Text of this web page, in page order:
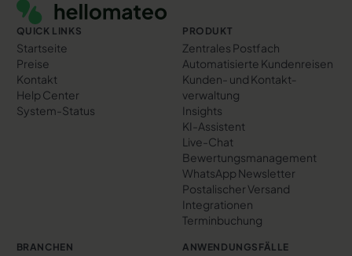
QUICK LINKS
Startseite
Preise
Kontakt
Help Center
System-Status
PRODUKT
Zentrales Postfach
Automatisierte Kundenreisen
Kunden- und Kontakt­
verwaltung
Insights
KI-Assistent
Live-Chat
Bewertungs­management
WhatsApp Newsletter
Postalischer Versand
Integrationen
Terminbuchung
BRANCHEN ANWENDUNGSFÄLLE